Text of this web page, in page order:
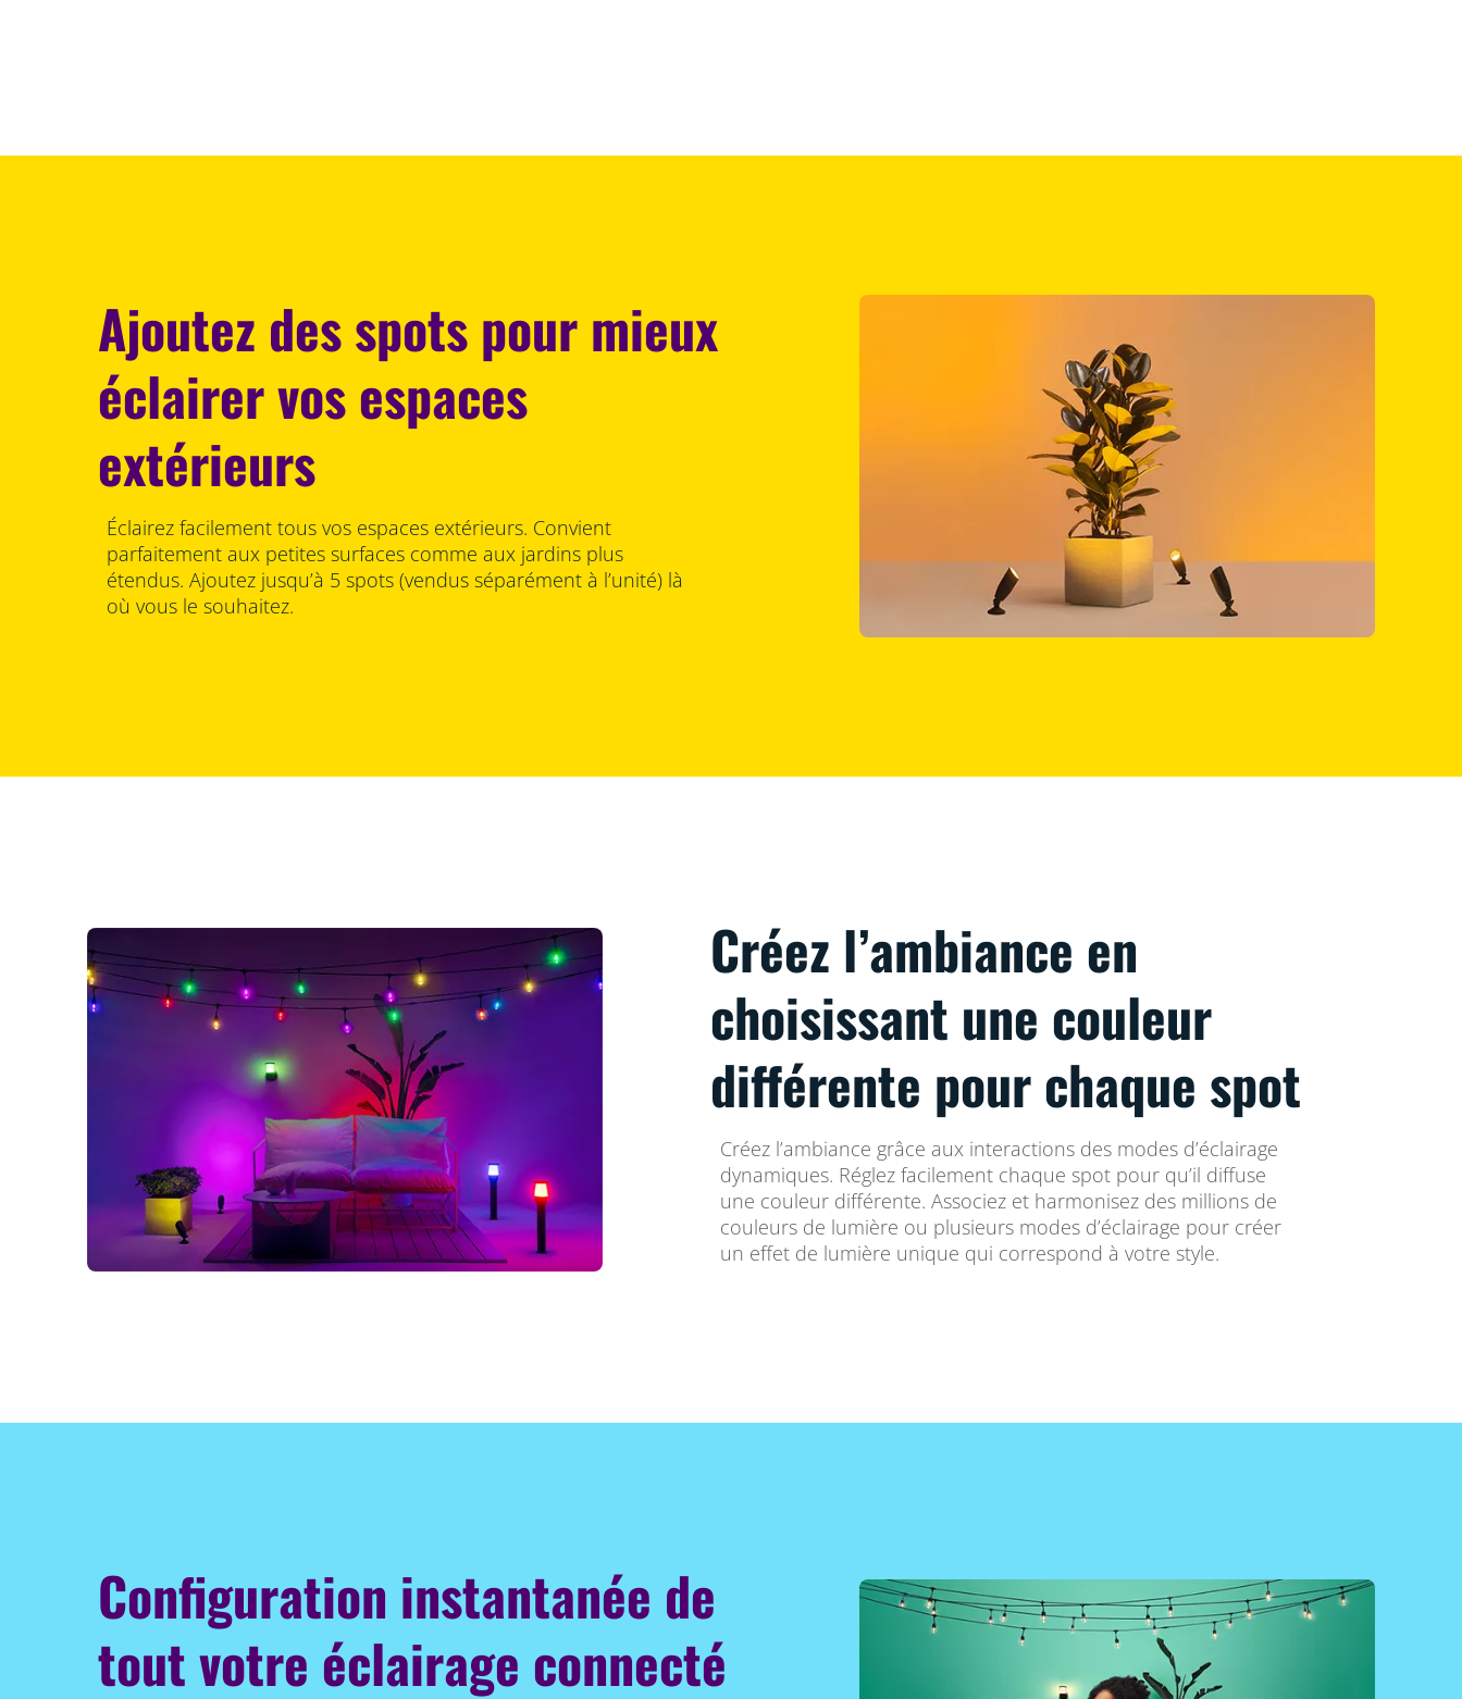
Ajoutez des spots pour mieux
éclairer vos espaces
extérieurs
Éclairez facilement tous vos espaces extérieurs. Convient
parfaitement aux petites surfaces comme aux jardins plus
étendus. Ajoutez jusqu’à 5 spots (vendus séparément à l’unité) là
où vous le souhaitez.
Créez l’ambiance en
choisissant une couleur
différente pour chaque spot
Créez l’ambiance grâce aux interactions des modes d’éclairage
dynamiques. Réglez facilement chaque spot pour qu’il diffuse
une couleur différente. Associez et harmonisez des millions de
couleurs de lumière ou plusieurs modes d’éclairage pour créer
un effet de lumière unique qui correspond à votre style.
Configuration instantanée de
tout votre éclairage connecté